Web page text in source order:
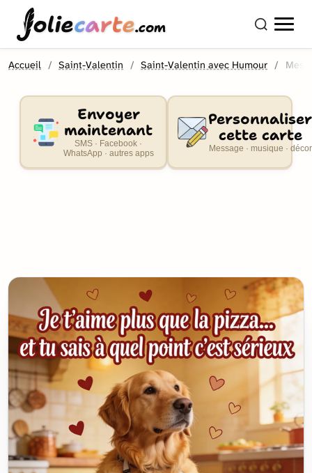
oliecarte.com
Accueil Saint-Valentin Saint-Valentin avec Humour
Envoyer
maintenant
SMS · Facebook ·
WhatsApp · autres apps
Personnaliser
cette carte
Message · musique · décor